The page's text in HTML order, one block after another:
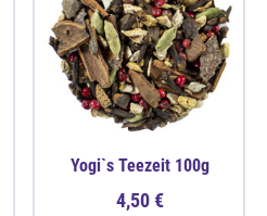
Yogi`s Teezeit 100g
4,50 €